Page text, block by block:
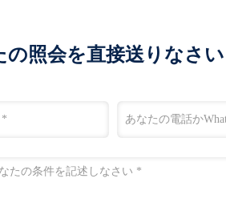
の照会を直接送りなさい